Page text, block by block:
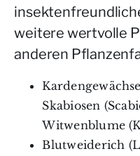
weitere wertvolle
anderen
Skabiosen
Witwenblume
Blutweiderich